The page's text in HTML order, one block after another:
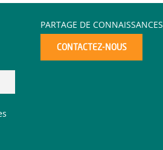
PARTAGE DE CONNAISSANCES
CONTACTEZ-NOUS